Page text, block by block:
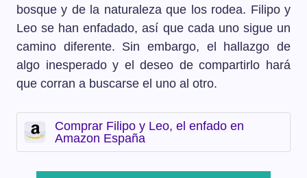
bosque y de la naturaleza que los rodea. Filipo y
Leo se han enfadado, así que cada uno sigue un
camino diferente. Sin embargo, el hallazgo de
algo inesperado y el deseo de compartirlo hará
que corran a buscarse el uno al otro.
Comprar Filipo y Leo, el enfado en
Amazon España